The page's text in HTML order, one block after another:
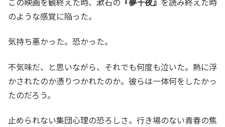
のような感覚に陥った。
気持ち悪かった。恐かった。
不気味だ、と思いながら、それでも何度も泣いた。熱に浮
かされたのか憑りつかれたのか。彼らは一体何をしたかっ
たのだろう。
止められない集団心理の恐ろしさ。行き場のない青春の焦